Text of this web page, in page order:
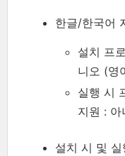
한글/한국어
설치 프
니오 (영
실행 시
지원 : 아
설치 시 및